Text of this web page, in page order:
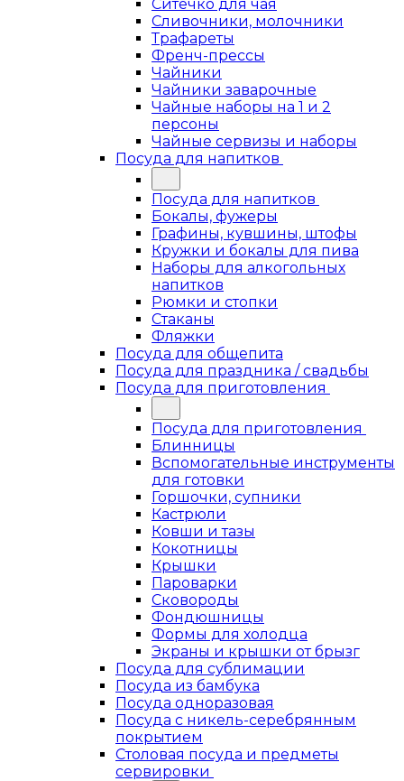
Ситечко для чая
Сливочники, молочники
Трафареты
Френч-прессы
Чайники
Чайники заварочные
Чайные наборы на 1 и 2
персоны
Чайные сервизы и наборы
Посуда для напитков
Посуда для напитков
Бокалы, фужеры
Графины, кувшины, штофы
Кружки и бокалы для пива
Наборы для алкогольных
напитков
Рюмки и стопки
Стаканы
Фляжки
Посуда для общепита
Посуда для праздника / свадьбы
Посуда для приготовления
Посуда для приготовления
Блинницы
Вспомогательные инструменты
для готовки
Горшочки, супники
Кастрюли
Ковши и тазы
Кокотницы
Крышки
Пароварки
Сковороды
Фондюшницы
Формы для холодца
Экраны и крышки от брызг
Посуда для сублимации
Посуда из бамбука
Посуда одноразовая
Посуда с никель-серебрянным
покрытием
Столовая посуда и предметы
сервировки